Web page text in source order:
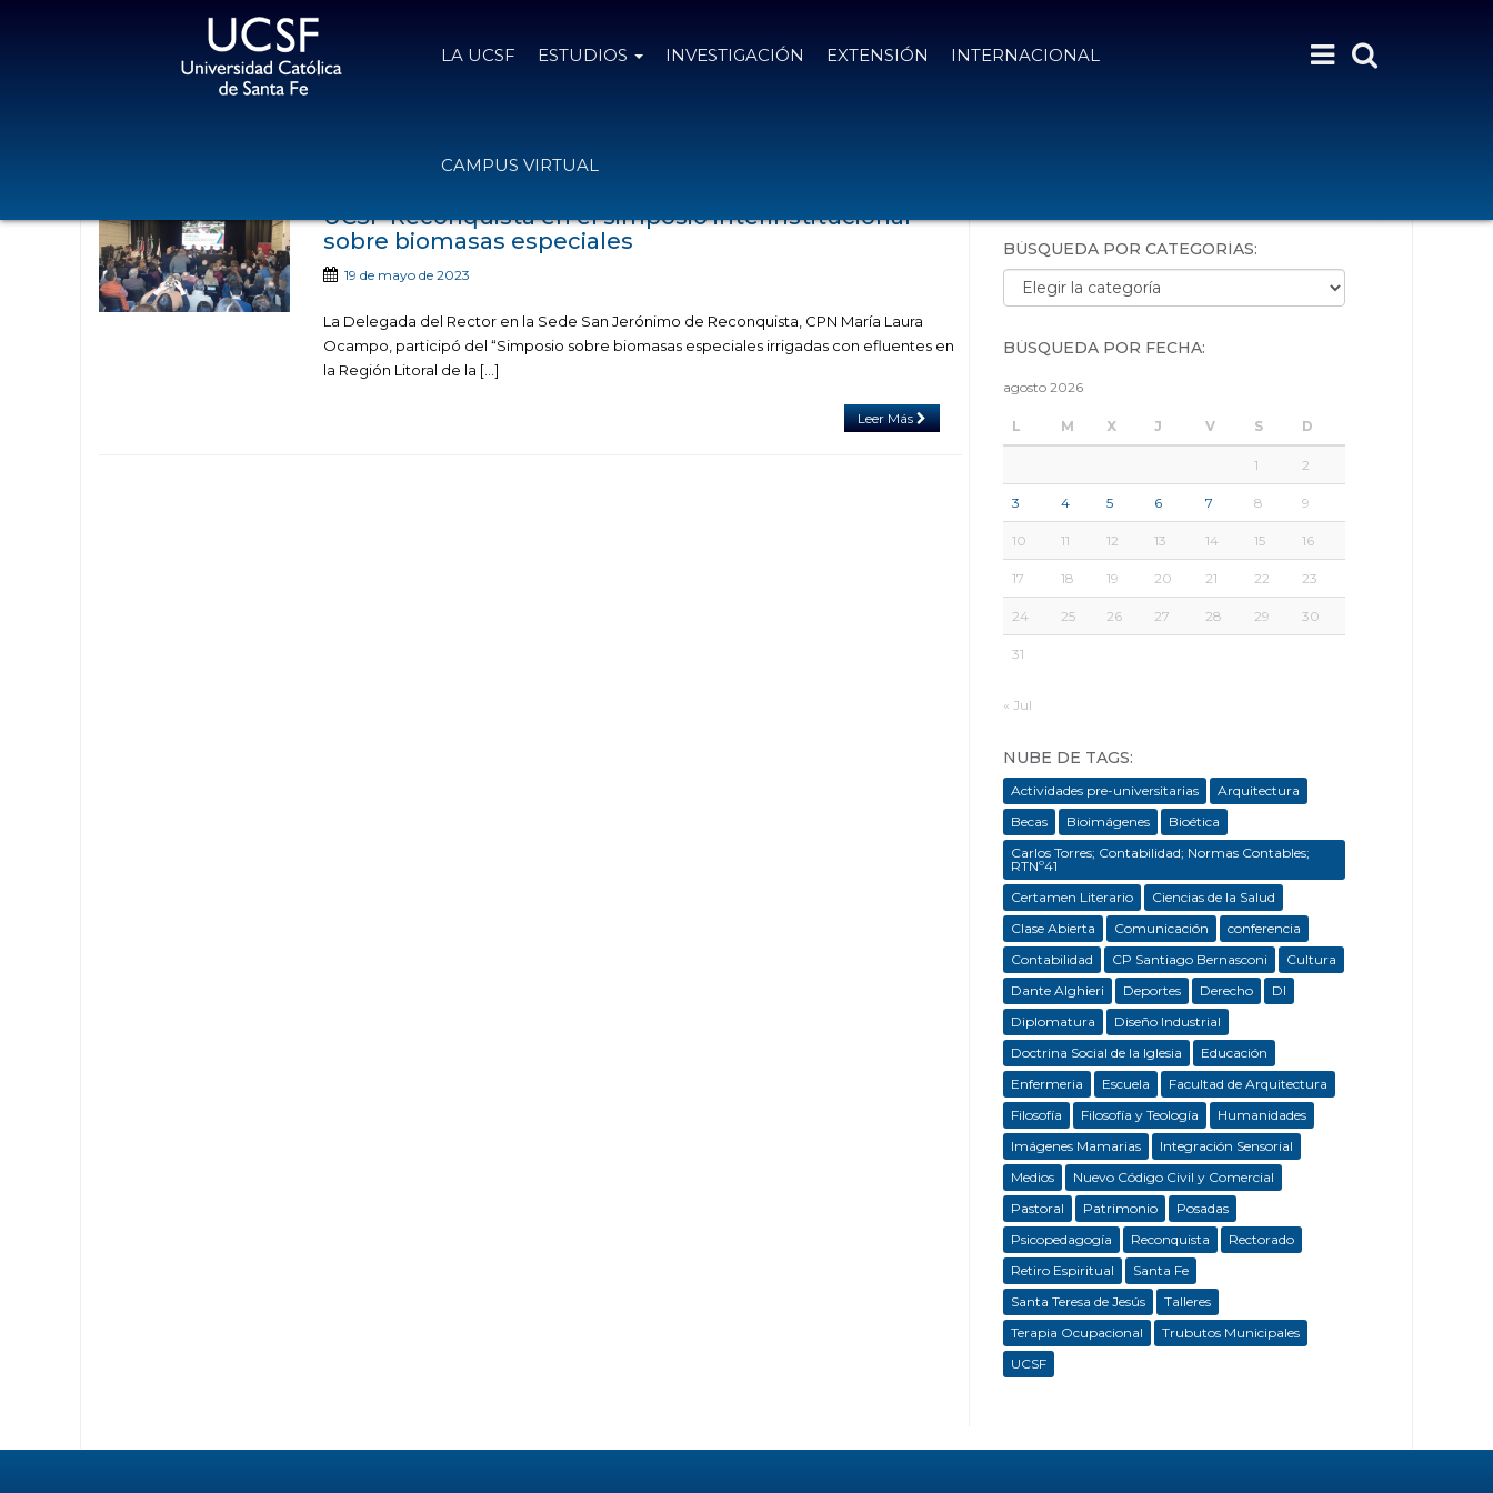
LA UCSF ESTUDIOS INVESTIGACIÓN EXTENSIÓN INTERNACIONAL
CAMPUS VIRTUAL
UCSF Reconquista en el simposio interinstitucional
sobre biomasas especiales
19 de mayo de 2023
La Delegada del Rector en la Sede San Jerónimo de Reconquista, CPN María Laura
Ocampo, participó del “Simposio sobre biomasas especiales irrigadas con efluentes en
la Región Litoral de la […]
Leer Más
BÚSQUEDA POR CATEGORÍAS:
Búsqueda por categorías:
BÚSQUEDA POR FECHA:
agosto 2026
L M X J V S D
1 2
3 4 5 6 7 8 9
10 11 12 13 14 15 16
17 18 19 20 21 22 23
24 25 26 27 28 29 30
31
« Jul
NUBE DE TAGS:
Actividades pre-universitarias
Arquitectura
Becas
Bioimágenes
Bioética
Carlos Torres; Contabilidad; Normas Contables;
RTNº41
Certamen Literario
Ciencias de la Salud
Clase Abierta
Comunicación
conferencia
Contabilidad
CP Santiago Bernasconi
Cultura
Dante Alghieri
Deportes Derecho
DI
Diplomatura
Diseño Industrial
Doctrina Social de la Iglesia
Educación
Enfermeria
Escuela
Facultad de Arquitectura
Filosofía
Filosofía y Teología
Humanidades
Imágenes Mamarias
Integración Sensorial
Medios
Nuevo Código Civil y Comercial
Pastoral
Patrimonio
Posadas
Psicopedagogía
Reconquista
Rectorado
Retiro Espiritual
Santa Fe
Santa Teresa de Jesús
Talleres
Terapia Ocupacional
Trubutos Municipales
UCSF